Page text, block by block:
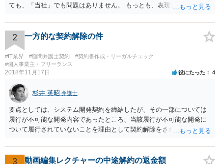
ても、「当社」でも問題はありません。 もっとも、表現に違和感があ
さんが「ABCウェブサービス」の屋号で事業を運営する際には、「当
社」の代わりに「ABCウェブサービス」とか「ABCWS」を使う等で
す。
2 一方的な契約解除の件
#IT業界 #顧問弁護士契約
#契約書作成・リーガルチェック
#個人事業主・フリーランス
2018年11月17日 役にたった 4
杉井 英昭 弁護士
要点としては、システム開発契約を締結したが、その一部については
履行が不可能な開発内容であったところ、当該履行が不可能な開発に
ついて履行されていないことを理由として契約解除をされた。そこ
いうご質問であると理解しました。 まず、「物理的にできない開発で
一方的に契約不履行のように伝えられ」とのことですが、「物理的に
3 動画編集レクチャーの中途解約の返金額